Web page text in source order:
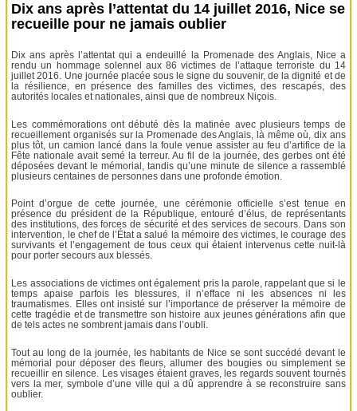
Dix ans après l’attentat du 14 juillet 2016, Nice se
recueille pour ne jamais oublier
Dix ans après l’attentat qui a endeuillé la Promenade des Anglais, Nice a
rendu un hommage solennel aux 86 victimes de l’attaque terroriste du 14
juillet 2016. Une journée placée sous le signe du souvenir, de la dignité et de
la résilience, en présence des familles des victimes, des rescapés, des
autorités locales et nationales, ainsi que de nombreux Niçois.
Les commémorations ont débuté dès la matinée avec plusieurs temps de
recueillement organisés sur la Promenade des Anglais, là même où, dix ans
plus tôt, un camion lancé dans la foule venue assister au feu d’artifice de la
Fête nationale avait semé la terreur. Au fil de la journée, des gerbes ont été
déposées devant le mémorial, tandis qu’une minute de silence a rassemblé
plusieurs centaines de personnes dans une profonde émotion.
Point d’orgue de cette journée, une cérémonie officielle s’est tenue en
présence du président de la République, entouré d’élus, de représentants
des institutions, des forces de sécurité et des services de secours. Dans son
intervention, le chef de l’État a salué la mémoire des victimes, le courage des
survivants et l’engagement de tous ceux qui étaient intervenus cette nuit-là
pour porter secours aux blessés.
Les associations de victimes ont également pris la parole, rappelant que si le
temps apaise parfois les blessures, il n’efface ni les absences ni les
traumatismes. Elles ont insisté sur l’importance de préserver la mémoire de
cette tragédie et de transmettre son histoire aux jeunes générations afin que
de tels actes ne sombrent jamais dans l’oubli.
Tout au long de la journée, les habitants de Nice se sont succédé devant le
mémorial pour déposer des fleurs, allumer des bougies ou simplement se
recueillir en silence. Les visages étaient graves, les regards souvent tournés
vers la mer, symbole d’une ville qui a dû apprendre à se reconstruire sans
oublier.